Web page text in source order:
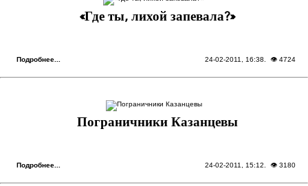
«Где ты, лихой запевала?»
Подробнее... 24-02-2011, 16:38 . 👁 4724
Пограничники Казанцевы
Подробнее... 24-02-2011, 15:12 . 👁 3180